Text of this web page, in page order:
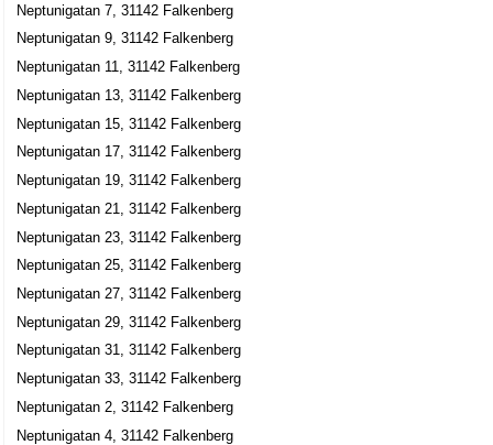
Neptunigatan 7, 31142 Falkenberg
Neptunigatan 9, 31142 Falkenberg
Neptunigatan 11, 31142 Falkenberg
Neptunigatan 13, 31142 Falkenberg
Neptunigatan 15, 31142 Falkenberg
Neptunigatan 17, 31142 Falkenberg
Neptunigatan 19, 31142 Falkenberg
Neptunigatan 21, 31142 Falkenberg
Neptunigatan 23, 31142 Falkenberg
Neptunigatan 25, 31142 Falkenberg
Neptunigatan 27, 31142 Falkenberg
Neptunigatan 29, 31142 Falkenberg
Neptunigatan 31, 31142 Falkenberg
Neptunigatan 33, 31142 Falkenberg
Neptunigatan 2, 31142 Falkenberg
Neptunigatan 4, 31142 Falkenberg